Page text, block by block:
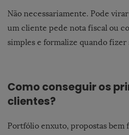
Não necessariamente. Pode
um cliente pede nota fiscal ou
simples e formalize quando fizer
Como conseguir os
clientes?
Portfólio enxuto, propostas bem